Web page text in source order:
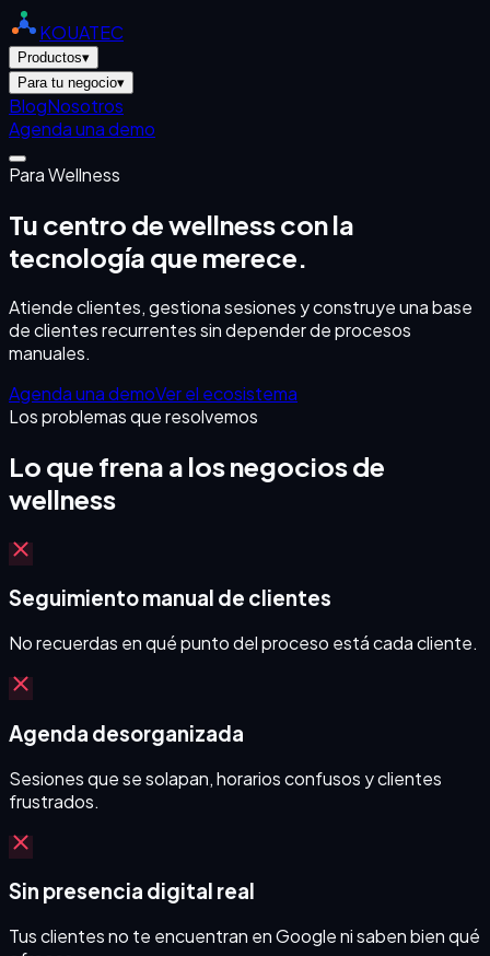
KOUATEC
Productos▾
Para tu negocio▾
BlogNosotros
Agenda una demo
ParaWellness
Tu centro de wellness con la
tecnología que merece.
Atiende clientes, gestiona sesiones y construye una base
de clientes recurrentes sin depender de procesos
manuales.
Agenda una demoVer el ecosistema
Los problemas que resolvemos
Lo que frena a los negocios de
wellness
Seguimiento manual de clientes
No recuerdas en qué punto del proceso está cada cliente.
Agenda desorganizada
Sesiones que se solapan, horarios confusos y clientes
frustrados.
Sin presencia digital real
Tus clientes no te encuentran en Google ni saben bien qué